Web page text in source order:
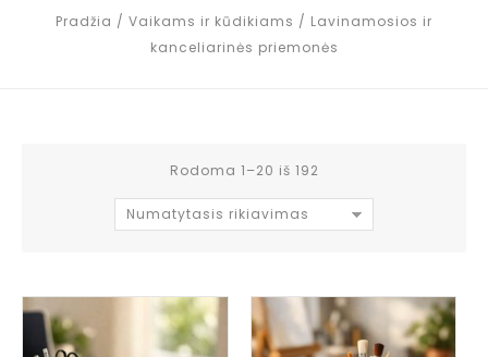
Pradžia / Vaikams ir kūdikiams / Lavinamosios ir
kanceliarinės priemonės
Rodoma 1–20 iš 192
Numatytasis rikiavimas